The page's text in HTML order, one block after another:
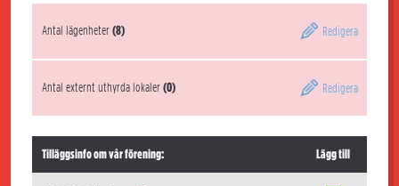
Antal lägenheter(8) Redigera
Antal externt uthyrda lokaler(0) Redigera
Tilläggsinfo om vår förening: Lägg till